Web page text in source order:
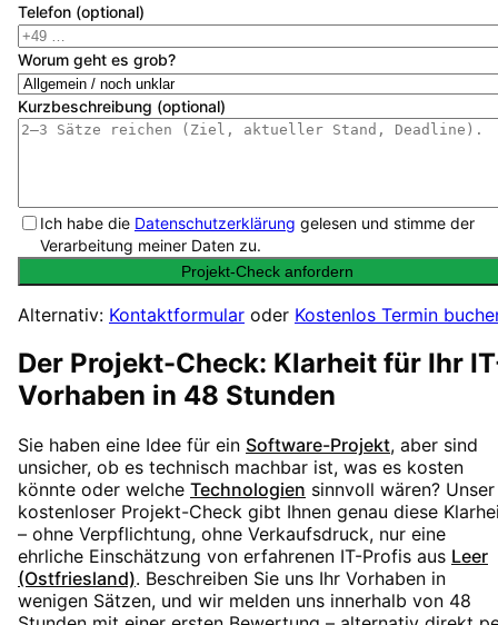
Telefon (optional)
Worum geht es grob?
Kurzbeschreibung (optional)
Ich habe die Datenschutzerklärung gelesen und stimme der
Verarbeitung meiner Daten zu.
Projekt-Check anfordern
Alternativ: Kontaktformular oder Kostenlos Termin
Der Projekt-Check: Klarheit für Ihr
Vorhaben in 48 Stunden
Sie haben eine Idee für ein Software-Projekt, aber sind
unsicher, ob es technisch machbar ist, was es kosten
könnte oder welche Technologien sinnvoll wären? Unser
kostenloser Projekt-Check gibt Ihnen genau diese
– ohne Verpflichtung, ohne Verkaufsdruck, nur eine
ehrliche Einschätzung von erfahrenen IT-Profis aus Leer
(Ostfriesland). Beschreiben Sie uns Ihr Vorhaben in
wenigen Sätzen, und wir melden uns innerhalb von 48